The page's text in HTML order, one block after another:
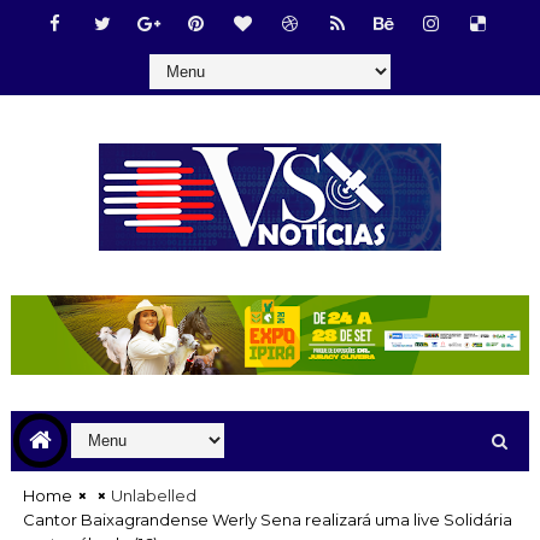
Home
Unlabelled
Cantor Baixagrandense Werly Sena realizará uma live Solidária